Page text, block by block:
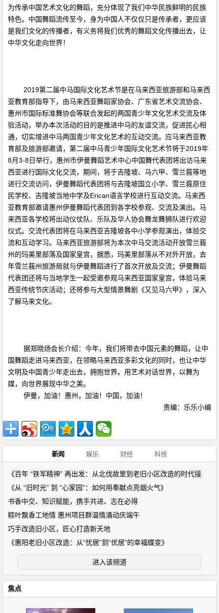
为传承中国艺术文化的舞蹈，充分体现了我们中华民族鲜明的民族
特色。中国舞蹈流传至今，身为中国人不仅仅只是传承者，更应该
是我们文化的传播者，有义务将我们优秀的舞蹈文化传播出去，让
中华文化走向世界！
2019第二届中马国际文化艺术节是在马来西亚旅游部和马来西
亚教育部指导下，由马来西亚舞蹈家协会、广东省艺术交流协会、
惠州市国际标准舞协会等联合发起的两国青少年文化艺术交流及体
验活动，举办本次活动的目的是推进中马的友谊交流，促进民心相
通，切实增进中马两国青少年文化艺术的互动交流。应马来西亚教
育部及旅游部邀请，第二届中马青少年国际文化艺术节将于2019年
8月3-8日举行，惠州市伊曼舞蹈艺术中心中国舞代表团将出访马来
西亚进行国际文化交流，期间，将于吉隆坡、马六甲、雪兰莪等地
进行交流访问，伊曼舞蹈代表团将与吉隆坡国立小学、雪兰莪原住
民学校、吉隆坡当地中学及Erican语言学校进行互动交流。马来西
亚教育部邀请惠州伊曼舞蹈代表团到各学校参观、交流及演出。马
来西亚各学校将出动仪仗队、乐队及华人协会舞龙舞狮队进行欢迎
仪式。交流代表团将在马来西亚吉隆坡各中小学参观演出，体验交
流和互动学习。马来西亚旅游部将为本次中马交流活动开放雪兰莪
州的玛美里部落及国家皇宫，据悉，玛美里部落从不对外开放，去
年雪兰莪州旅游局就与伊曼舞蹈进行了首次开放及交流；伊曼舞蹈
代表团还将与当地学生一起受邀参观马来西亚国家皇宫，体验马来
西亚传统节庆活动；还将参与大型情景舞剧《又见马六甲》，深入
了解马来文化。
据郑晓炀会长介绍：今年，我们将带去中国元素的舞蹈，让中
国舞蹈走进马来西亚，在领略马来西亚多彩文化的同时，也让中华
文明及中国青少年走出去，拥抱世界。用艺术对话世界，以舞为
媒，向世界展现中华之美。
伊曼，加油！惠州，加油！中国，加油！
责编：乐乐小编
新闻 娱乐 财经 科技
《百年 “铁军精神” 再出发：从北伐故里到老旧小区改造的时代接
《从 “旧时光” 到 “心家园”：如何用奉献点亮烟火气》
书香中交、知识赋能，携手共进、志在必得
粽叶飘香工地情 惠州项目群温情涌动庆端午
巧手改造旧小区，匠心打造新天地
《惠阳老旧小区改造：从“忧居”到“优居”的幸福蝶变》
进入该频道
焦点